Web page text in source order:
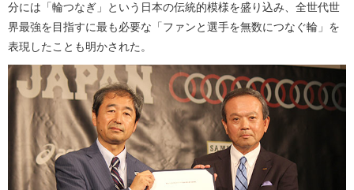
分には「輪つなぎ」という日本の伝統的模様を盛り込み、全世代世
界最強を目指すに最も必要な「ファンと選手を無数につなぐ輪」を
表現したことも明かされた。